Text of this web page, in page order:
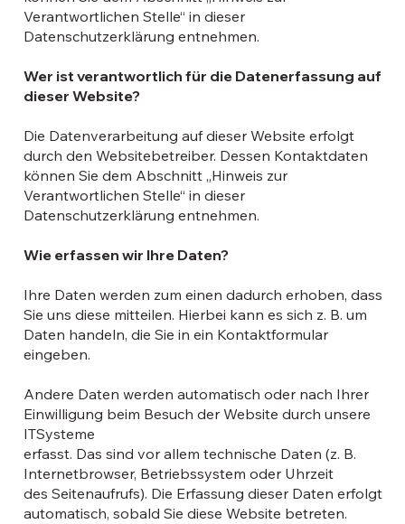
Verantwortlichen Stelle“ in dieser
Datenschutzerklärung entnehmen.
Wer ist verantwortlich für die Datenerfassung auf
dieser Website?
Die Datenverarbeitung auf dieser Website erfolgt
durch den Websitebetreiber. Dessen Kontaktdaten
können Sie dem Abschnitt „Hinweis zur
Verantwortlichen Stelle“ in dieser
Datenschutzerklärung entnehmen.
Wie erfassen wir Ihre Daten?
Ihre Daten werden zum einen dadurch erhoben, dass
Sie uns diese mitteilen. Hierbei kann es sich z. B. um
Daten handeln, die Sie in ein Kontaktformular
eingeben.
Andere Daten werden automatisch oder nach Ihrer
Einwilligung beim Besuch der Website durch unsere
ITSysteme
erfasst. Das sind vor allem technische Daten (z. B.
Internetbrowser, Betriebssystem oder Uhrzeit
des Seitenaufrufs). Die Erfassung dieser Daten erfolgt
automatisch, sobald Sie diese Website betreten.